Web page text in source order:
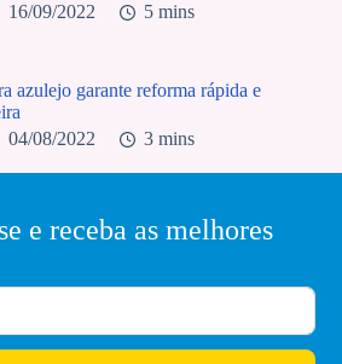
16/09/2022
5 mins
azulejo garante reforma rápida e
04/08/2022
3 mins
e receba as melhores